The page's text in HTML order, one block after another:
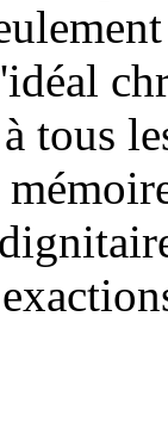
tous